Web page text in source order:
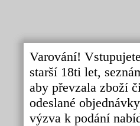
Varování!
starší 18ti let,
aby převzala zboží
odeslané
výzva k podání